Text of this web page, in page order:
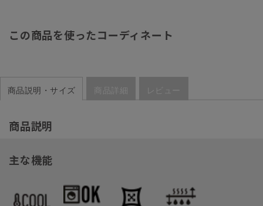
この商品を使ったコーディネート
商品説明・サイズ 商品詳細 レビュー
商品説明
主な機能